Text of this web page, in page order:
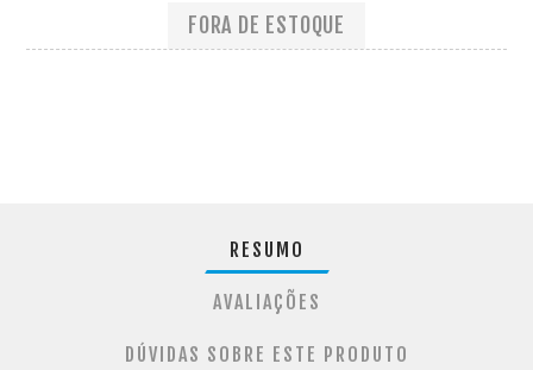
FORA DE ESTOQUE
RESUMO
AVALIAÇÕES
DÚVIDAS SOBRE ESTE PRODUTO